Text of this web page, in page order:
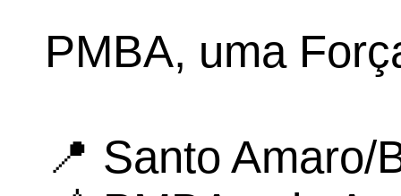
PMBA, uma
📍 Santo Amaro/